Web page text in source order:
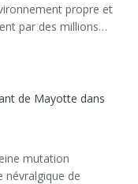
propre et
par des millions…
de Mayotte dans
mutation
névralgique de